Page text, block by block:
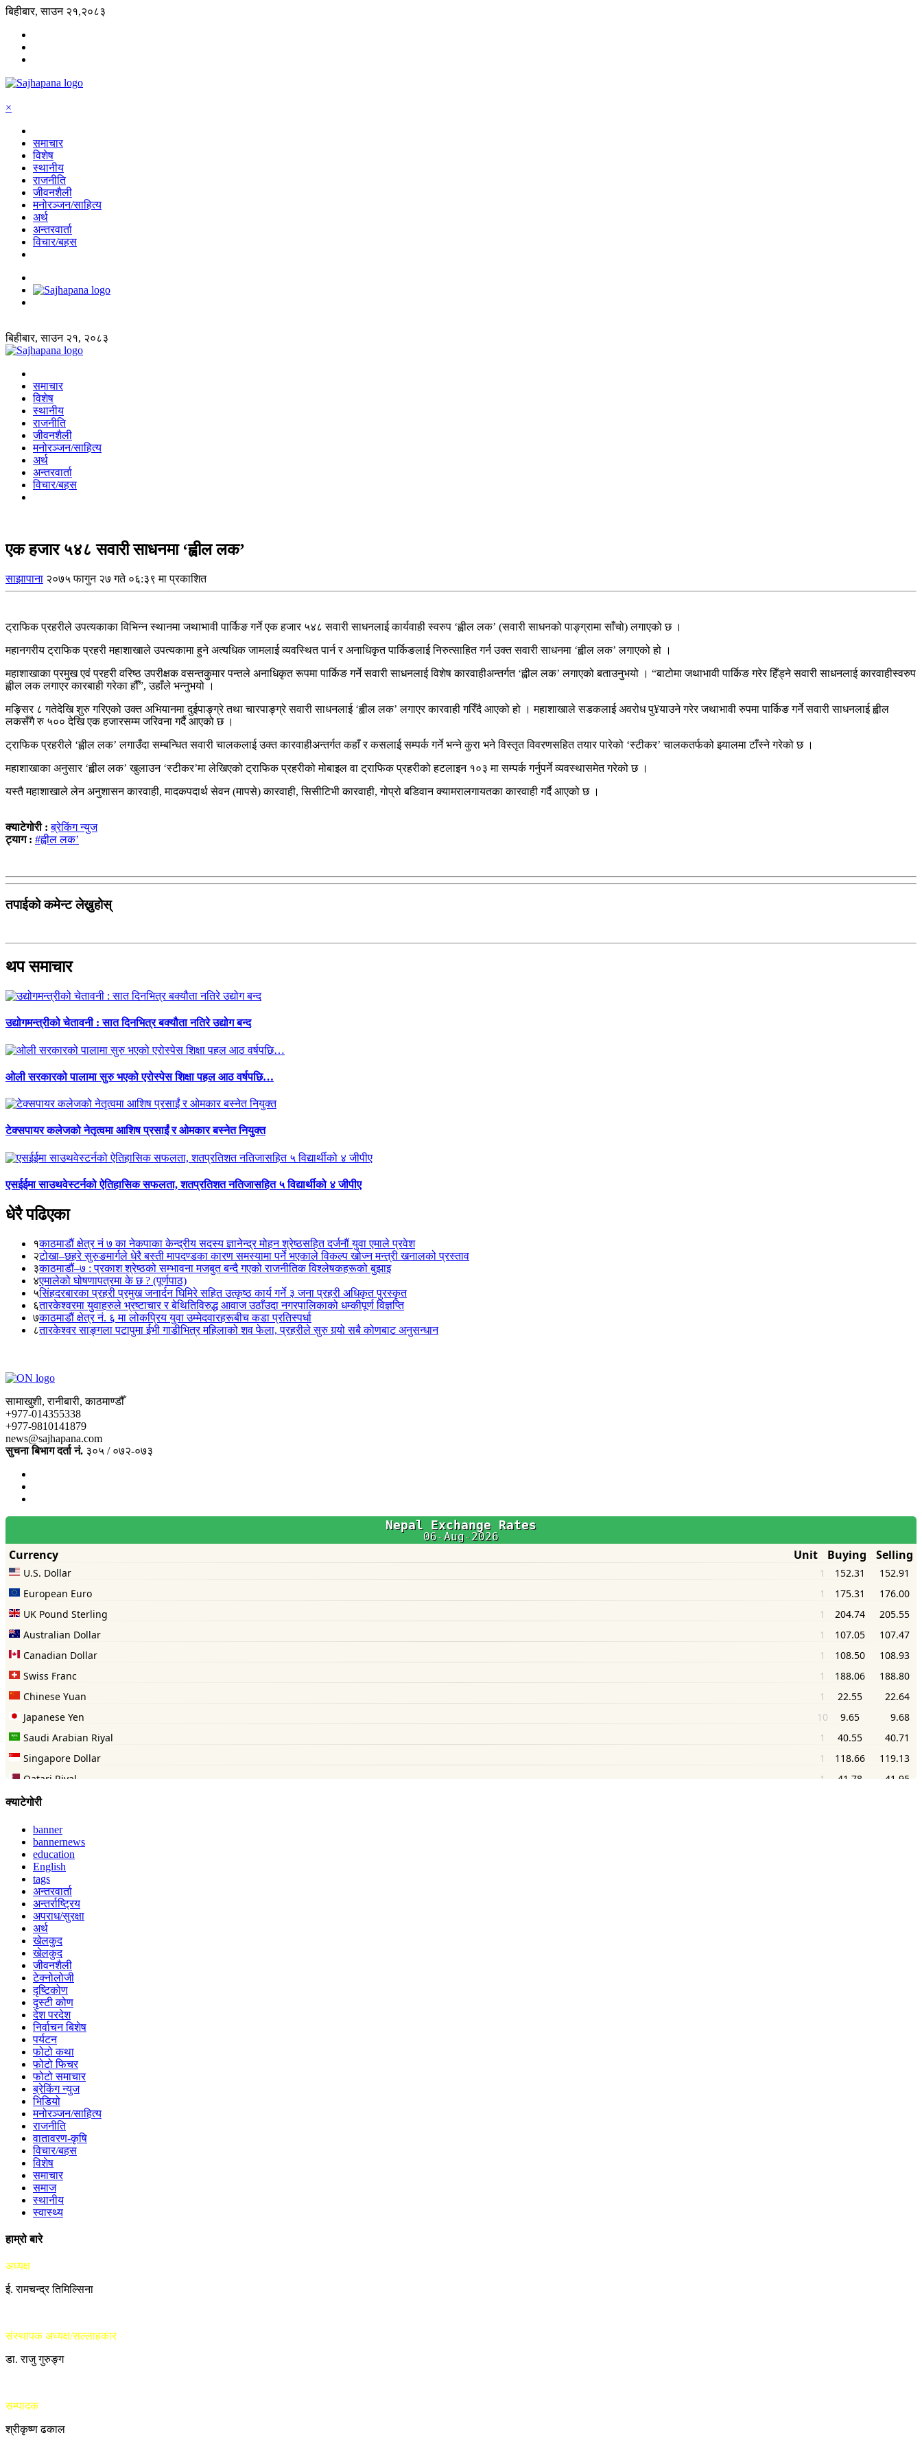
बिहीबार, साउन २१,२०८३
×
समाचार
विशेष
स्थानीय
राजनीति
जीवनशैली
मनोरञ्जन/साहित्य
अर्थ
अन्तरवार्ता
विचार/बहस
बिहीबार, साउन २१, २०८३
समाचार
विशेष
स्थानीय
राजनीति
जीवनशैली
मनोरञ्जन/साहित्य
अर्थ
अन्तरवार्ता
विचार/बहस
एक हजार ५४८ सवारी साधनमा ‘ह्वील लक’
साझापाना २०७५ फागुन २७ गते ०६:३९ मा प्रकाशित
ट्राफिक प्रहरीले उपत्यकाका विभिन्न स्थानमा जथाभावी पार्किङ गर्ने एक हजार ५४८ सवारी साधनलाई कार्यवाही स्वरुप ‘ह्वील लक’ (सवारी साधनको पाङ्ग्रामा साँचो) लगाएको छ ।
महानगरीय ट्राफिक प्रहरी महाशाखाले उपत्यकामा हुने अत्यधिक जामलाई व्यवस्थित पार्न र अनाधिकृत पार्किङलाई निरुत्साहित गर्न उक्त सवारी साधनमा ‘ह्वील लक’ लगाएको हो ।
महाशाखाका प्रमुख एवं प्रहरी वरिष्ठ उपरीक्षक वसन्तकुमार पन्तले अनाधिकृत रूपमा पार्किङ गर्ने सवारी साधनलाई विशेष कारवाहीअन्तर्गत ‘ह्वील लक’ लगाएको बताउनुभयो । “बाटोमा जथाभावी पार्किङ गरेर हिँड्ने सवारी साधनलाई कारवाहीस्वरुप
ह्वील लक लगाएर कारबाही गरेका हौँ”, उहाँले भन्नुभयो ।
मङ्सिर ८ गतेदेखि शुरु गरिएको उक्त अभियानमा दुईपाङ्ग्रे तथा चारपाङ्ग्रे सवारी साधनलाई ‘ह्वील लक’ लगाएर कारवाही गरिँदै आएको हो । महाशाखाले सडकलाई अवरोध पु¥याउने गरेर जथाभावी रुपमा पार्किङ गर्ने सवारी साधनलाई ह्वील
लकसँगै रु ५०० देखि एक हजारसम्म जरिवना गर्दै आएको छ ।
ट्राफिक प्रहरीले ‘ह्वील लक’ लगाउँदा सम्बन्धित सवारी चालकलाई उक्त कारवाहीअन्तर्गत कहाँ र कसलाई सम्पर्क गर्ने भन्ने कुरा भने विस्तृत विवरणसहित तयार पारेको ‘स्टीकर’ चालकतर्फको झ्यालमा टाँस्ने गरेको छ ।
महाशाखाका अनुसार ‘ह्वील लक’ खुलाउन ‘स्टीकर’मा लेखिएको ट्राफिक प्रहरीको मोबाइल वा ट्राफिक प्रहरीको हटलाइन १०३ मा सम्पर्क गर्नुपर्ने व्यवस्थासमेत गरेको छ ।
यस्तै महाशाखाले लेन अनुशासन कारवाही, मादकपदार्थ सेवन (मापसे) कारवाही, सिसीटिभी कारवाही, गोप्रो बडिवान क्यामरालगायतका कारवाही गर्दै आएको छ ।
क्याटेगोरी :ब्रेकिंग न्युज
ट्याग : #ह्वील लक’
तपाईको कमेन्ट लेख्नुहोस्
थप समाचार
उद्योगमन्त्रीको चेतावनी : सात दिनभित्र बक्यौता नतिरे उद्योग बन्द
ओली सरकारको पालामा सुरु भएको एरोस्पेस शिक्षा पहल आठ वर्षपछि…
टेक्सपायर कलेजको नेतृत्वमा आशिष प्रसाईं र ओमकार बस्नेत नियुक्त
एसईईमा साउथवेस्टर्नको ऐतिहासिक सफलता, शतप्रतिशत नतिजासहित ५ विद्यार्थीको ४ जीपीए
धेरै पढिएका
१काठमाडौं क्षेत्र नं ७ का नेकपाका केन्द्रीय सदस्य ज्ञानेन्द्र मोहन श्रेष्ठसहित दर्जनौं युवा एमाले प्रवेश
२टोखा–छहरे सुरुङमार्गले धेरै बस्ती मापदण्डका कारण समस्यामा पर्ने भएकाले विकल्प खोज्न मन्त्री खनालको प्रस्ताव
३काठमाडौं–७ : प्रकाश श्रेष्ठको सम्भावना मजबुत बन्दै गएको राजनीतिक विश्लेषकहरूको बुझाइ
४एमालेको घोषणापत्रमा के छ ? (पूर्णपाठ)
५सिंहदरबारका प्रहरी प्रमुख जनार्दन घिमिरे सहित उत्कृष्ठ कार्य गर्ने ३ जना प्रहरी अधिकृत पुरस्कृत
६तारकेश्वरमा युवाहरुले भ्रष्टाचार र बेथितिविरुद्ध आवाज उठाँउदा नगरपालिकाको धम्कीपूर्ण विज्ञप्ति
७काठमाडौं क्षेत्र नं. ६ मा लोकप्रिय युवा उम्मेदवारहरूबीच कडा प्रतिस्पर्धा
८तारकेश्वर साङ्गला पटापुमा ईभी गाडीभित्र महिलाको शव फेला, प्रहरीले सुरु गर्‍यो सबै कोणबाट अनुसन्धान
सामाखुशी, रानीबारी, काठमाण्डौँ
+977-014355338
+977-9810141879
news@sajhapana.com
सुचना बिभाग दर्ता नं. ३०५ / ०७२-०७३
क्याटेगोरी
banner
bannernews
education
English
tags
अन्तरवार्ता
अन्तर्राष्ट्रिय
अपराध/सुरक्षा
अर्थ
खेलकुद
खेलकुद
जीवनशैली
टेक्नोलोजी
दृष्टिकोण
दृस्टी कोण
देश परदेश
निर्वाचन बिशेष
पर्यटन
फोटो कथा
फोटो फिचर
फोटो समाचार
ब्रेकिंग न्युज
भिडियो
मनोरञ्जन/साहित्य
राजनीति
वातावरण-कृषि
विचार/बहस
विशेष
समाचार
समाज
स्थानीय
स्वास्थ्य
हाम्रो बारे
अध्यक्ष
ई. रामचन्द्र तिमिल्सिना
संस्थापक अध्यक्ष/सल्लाहकार
डा. राजु गुरुङ्ग
सम्पादक
श्रीकृष्ण ढकाल